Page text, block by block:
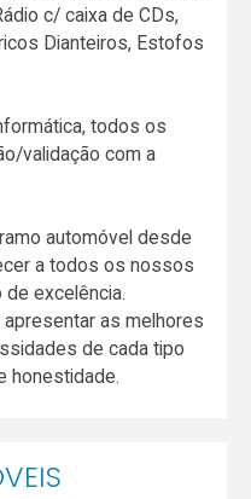
c/ caixa de CDs,
Dianteiros, Estofos
todos os
validação com a
automóvel desde
a todos os nossos
excelência.
as melhores
de cada tipo
honestidade.